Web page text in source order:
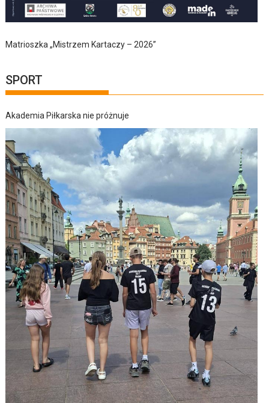
Matrioszka „Mistrzem Kartaczy – 2026”
SPORT
Akademia Piłkarska nie próżnuje